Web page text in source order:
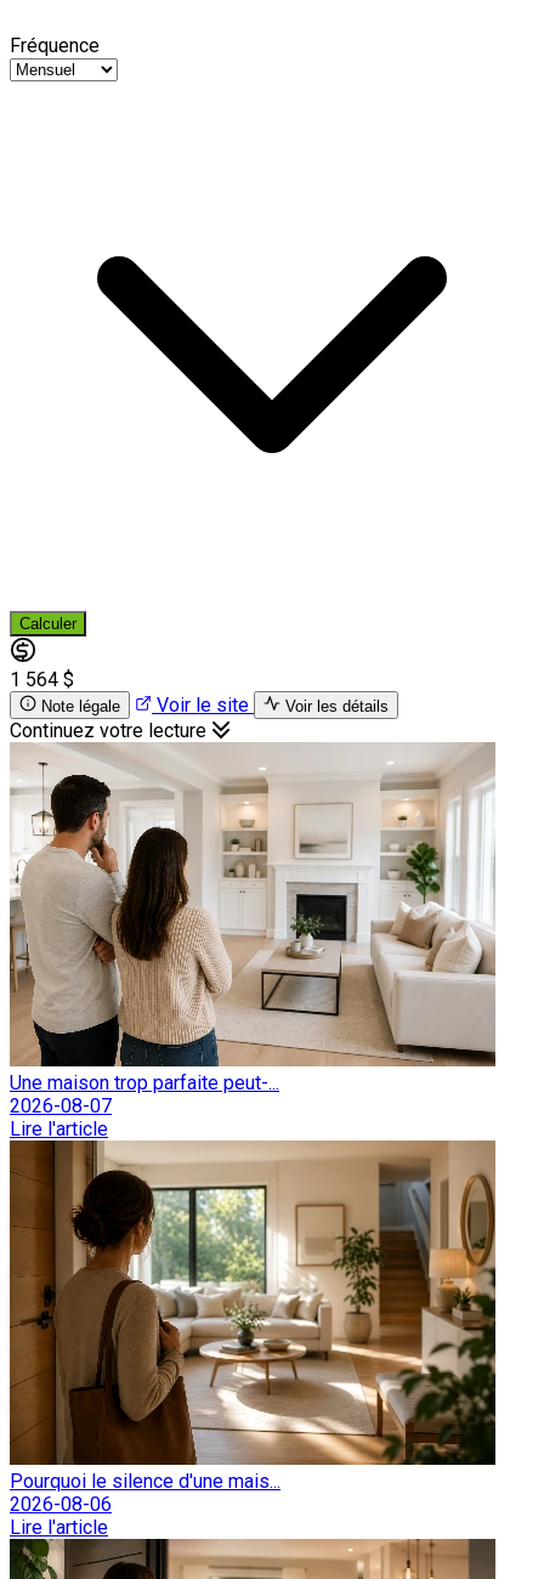
Fréquence
Calculer
1 564 $
Note légale Voir le site Voir les détails
Continuez votre lecture
Une maison trop parfaite peut-...
2026-08-07
Lire l'article
Pourquoi le silence d'une mais...
2026-08-06
Lire l'article